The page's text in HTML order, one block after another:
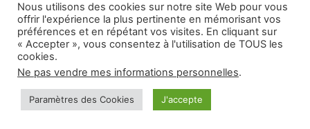
DeltaPress| ConceptionDoucSoft Technologies
Annonces
Contact Politique de confidentialité
Facebook
TwitterLinkedinYouTubeInstagram
Nous utilisons des cookies sur notre site Web pour vous
offrir l'expérience la plus pertinente en mémorisant vos
préférences et en répétant vos visites. En cliquant sur
« Accepter », vous consentez à l'utilisation de TOUS les
cookies.
Ne pas vendre mes informations personnelles.
Paramètres des Cookies J'accepte